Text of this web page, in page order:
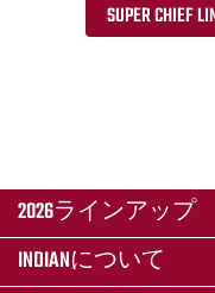
SUPER
2026ラインアップ
INDIANについて